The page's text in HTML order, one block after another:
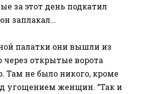
за этот день подкатил
заплакал…
палатки они вышли из
открытые ворота
Там не было никого, кроме
угощением женщин. “Так и